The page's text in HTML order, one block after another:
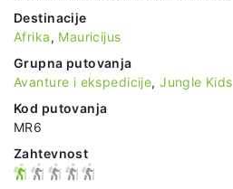
Destinacije
Afrika, Mauricijus
Grupna putovanja
Avanture i ekspedicije,Jungle Kids
Kod putovanja
MR6
Zahtevnost